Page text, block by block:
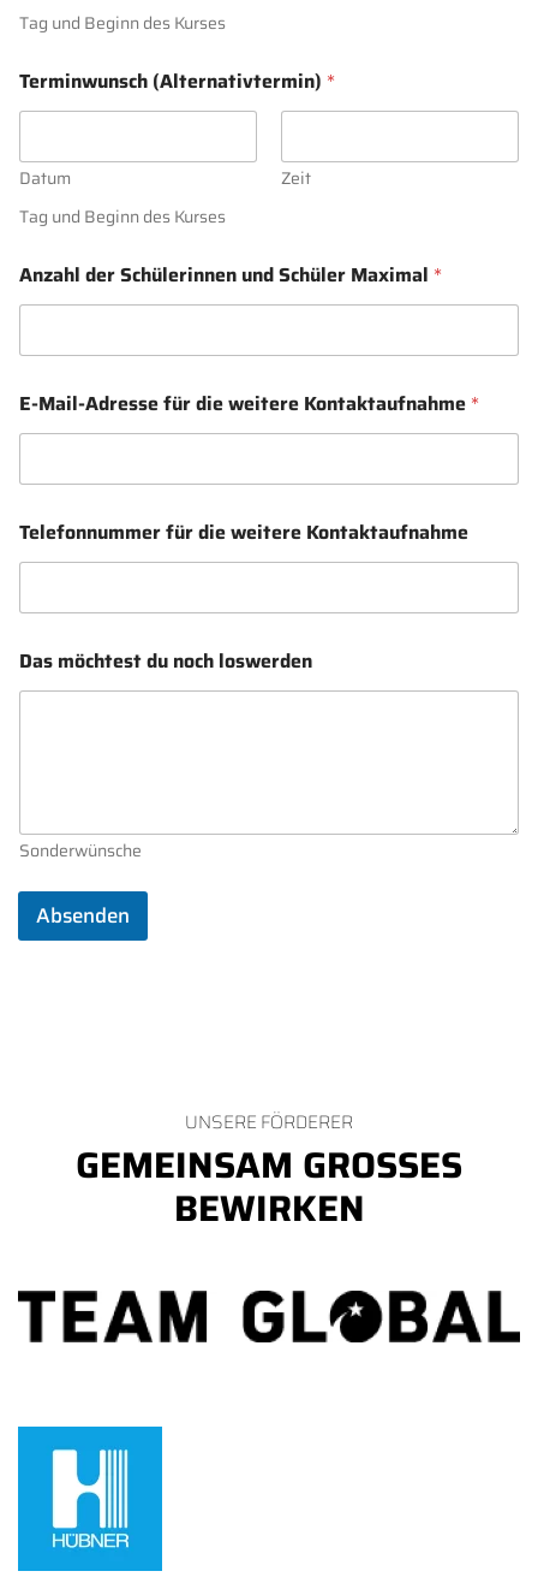
E
M
a
i
-
A
d
s
s
f
r
Tag und Beginn des Kurses
Terminwunsch (Alternativtermin) *
Datum
Zeit
Tag und Beginn des Kurses
Anzahl der Schülerinnen und Schüler Maximal *
E-Mail-Adresse für die weitere Kontaktaufnahme *
Telefonnummer für die weitere Kontaktaufnahme
Das möchtest du noch loswerden
Sonderwünsche
Absenden
UNSERE FÖRDERER
GEMEINSAM GROSSES B
EWIRKEN